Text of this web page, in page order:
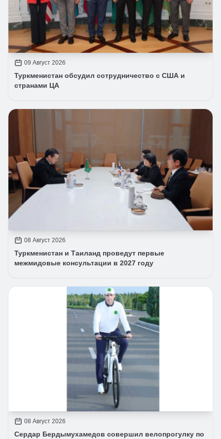
09 Август 2026
Туркменистан обсудил сотрудничество с США и
странами ЦА
08 Август 2026
Туркменистан и Таиланд проведут первые
межмидовые консультации в 2027 году
08 Август 2026
Сердар Бердымухамедов совершил велопрогулку по